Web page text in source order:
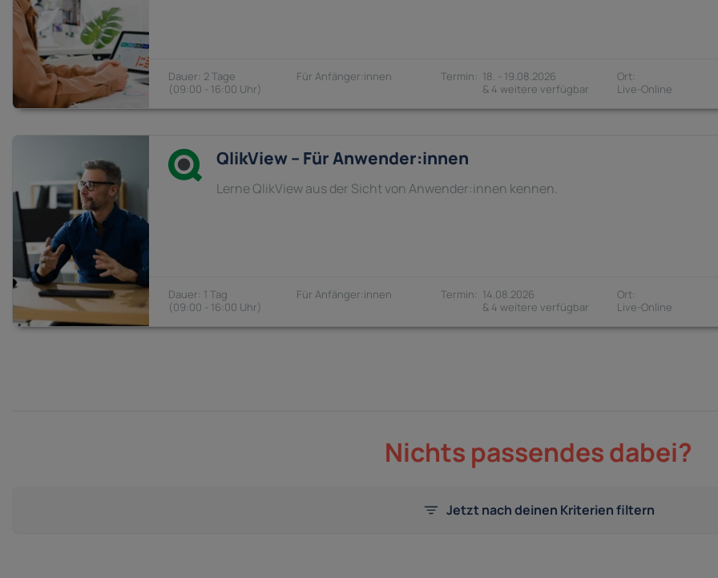
2 Tage
09:00 - 16:00
Anfänger:innen
18. - 19.08.2026
& 4 weitere verfügbar
QlikView – Für Anwender:innen
Lerne QlikView aus der Sicht von Anwender:innen kennen.
1 Tag
09:00 - 16:00
Anfänger:innen
14.08.2026
& 4 weitere verfügbar
Nichts passendes dabei?
Jetzt nach deinen Kriterien filtern